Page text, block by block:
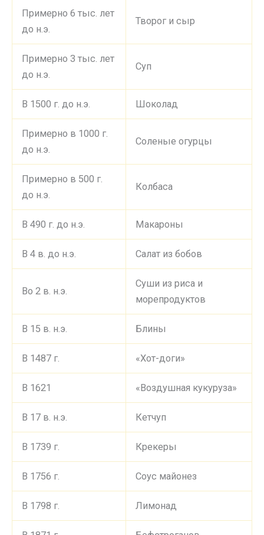
Примерно 6 тыс. лет
до н.э.
Творог и сыр
Примерно 3 тыс. лет
до н.э.
Суп
В 1500 г. до н.э. Шоколад
Примерно в 1000 г.
до н.э.
Соленые огурцы
Примерно в 500 г.
до н.э.
Колбаса
В 490 г. до н.э. Макароны
В 4 в. до н.э. Салат из бобов
Во 2 в. н.э.
Суши из риса и
морепродуктов
В 15 в. н.э. Блины
В 1487 г. «Хот-доги»
В 1621 «Воздушная кукуруза»
В 17 в. н.э. Кетчуп
В 1739 г. Крекеры
В 1756 г. Соус майонез
В 1798 г. Лимонад